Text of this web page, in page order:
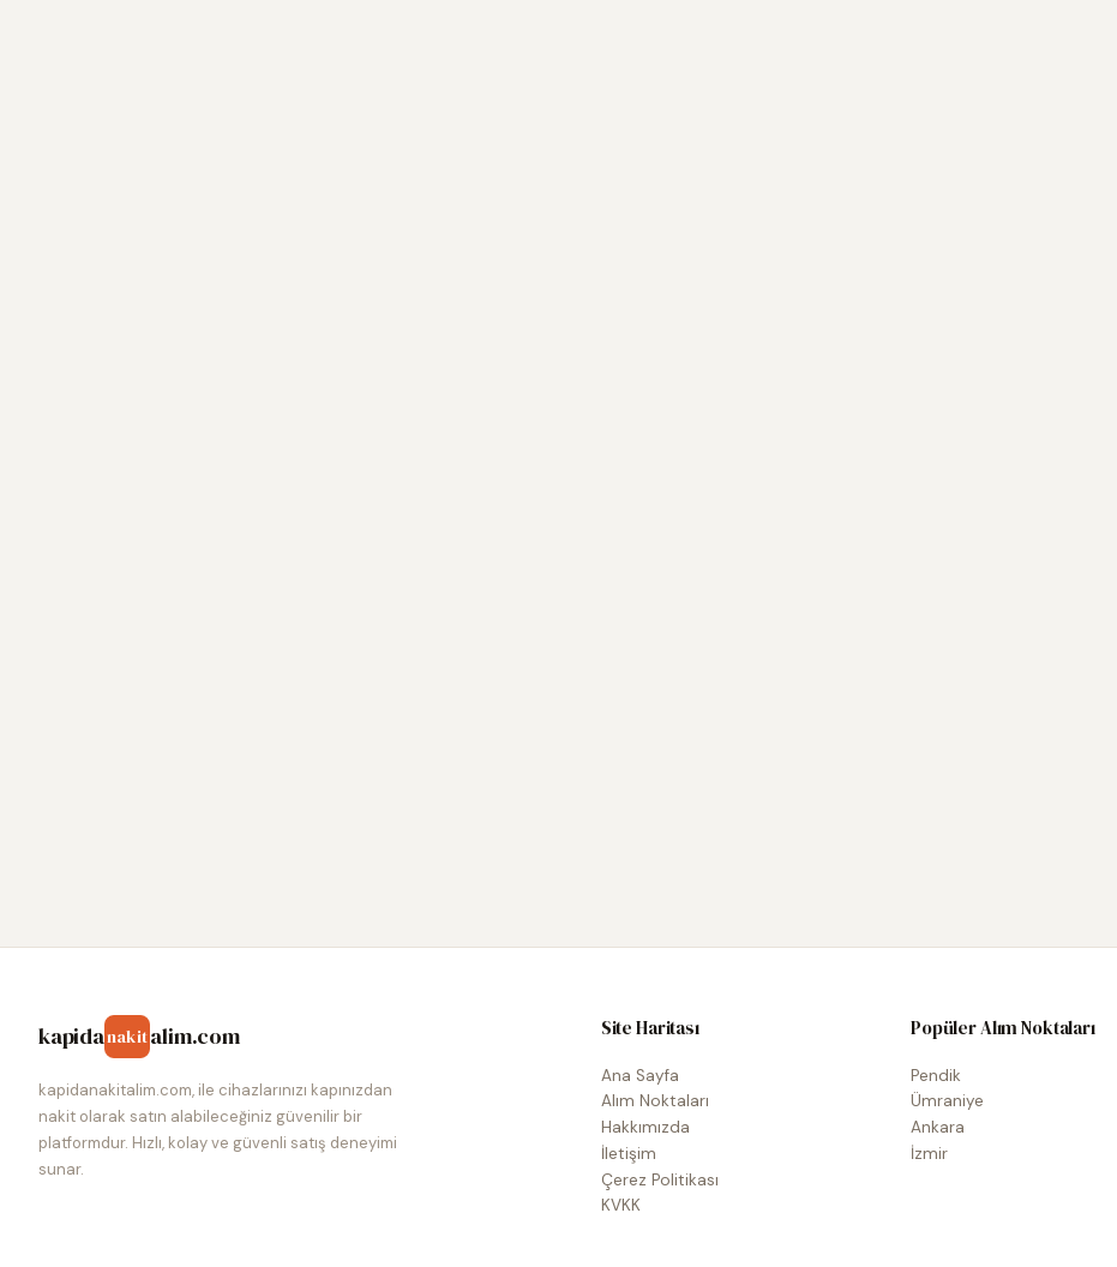
kapidanakitalim.com
kapidanakitalim.com, ile cihazlarınızı kapınızdan
nakit olarak satın alabileceğiniz güvenilir bir
platformdur. Hızlı, kolay ve güvenli satış deneyimi
sunar.
Site Haritası
Ana Sayfa
Alım Noktaları
Hakkımızda
İletişim
Çerez Politikası
KVKK
Popüler Alım Noktaları
Pendik
Ümraniye
Ankara
İzmir